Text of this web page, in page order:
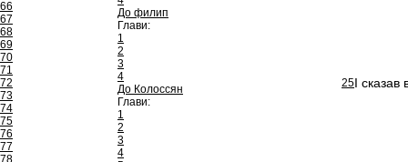
66
67
68
69
70
71
72
73
74
75
76
77
78
До филип
Глави:
1
2
3
4
До Колоссян
Глави:
1
2
3
4
25І